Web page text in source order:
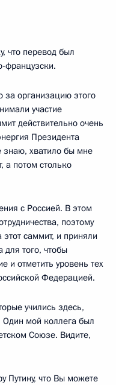
что перевод был
французски.
организацию этого
участие
действительно очень
Президента
знаю, хватило бы мне
а потом столько
с Россией. В этом
поэтому
саммит, и приняли
для того, чтобы
и отметить уровень тех
Федерацией.
учились здесь,
Один мой коллега был
Союзе. Видите,
Путину, что Вы можете